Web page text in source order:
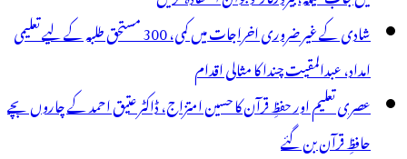
شادی کے غیر ضروری اخراجات میں کمی، 300 مستحق طلبہ کے لیے تعلیمی
امداد، عبدالمقیت چندا کا مثالی اقدام
عصری تعلیم اور حفظِ قرآن کا حسین امتزاج، ڈاکٹر عتیق احمد کے چاروں بچے
حافظِ قرآن بن گئے